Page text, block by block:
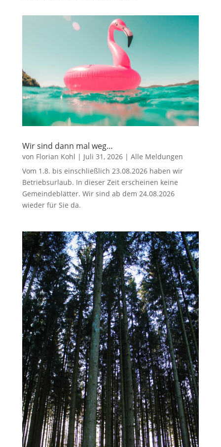
Wir sind dann mal weg…
von Florian Kohl | Juli 31, 2026| Alle Meldungen
Vom 1.8. bis einschließlich 23.08.2026 haben wir
Betriebsurlaub. In dieser Zeit erscheinen keine
Gemeindeblätter. Wir sind ab dem 24.08.2026
wieder für Sie da.